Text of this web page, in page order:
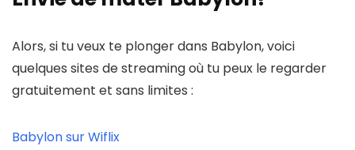
Alors, si tu veux te plonger dans Babylon, voici
quelques sites de streaming où tu peux le regarder
gratuitement et sans limites :
Babylon sur Wiflix